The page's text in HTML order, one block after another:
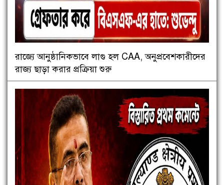
রাজ্যে আনুষ্ঠানিকভাবে লাগু হল CAA, অনুপ্রবেশকারীদের
রাজ্য ছাড়া করার প্রক্রিয়া শুরু